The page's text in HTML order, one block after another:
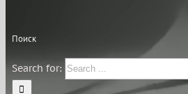
Поиск
Search for: